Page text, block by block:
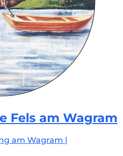
Fels am Wagram
am Wagram |